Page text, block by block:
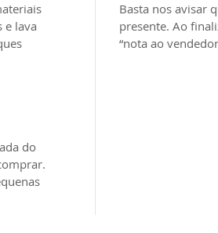
e lava
do
Basta nos avisar
presente. Ao
“nota ao